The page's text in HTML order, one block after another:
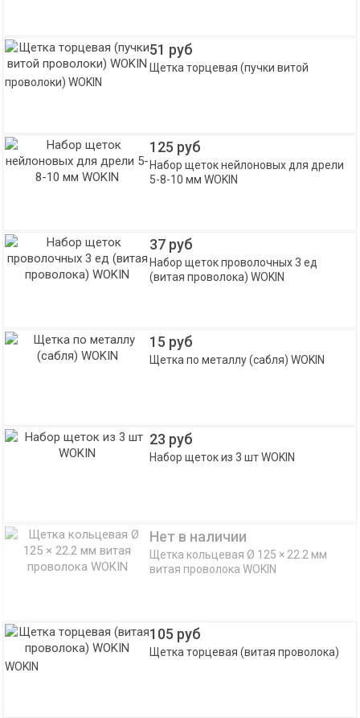
51 руб
Щетка торцевая (пучки витой
проволоки) WOKIN
125 руб
Набор щеток нейлоновых для дрели
5-8-10 мм WOKIN
37 руб
Набор щеток проволочных 3 ед
(витая проволока) WOKIN
15 руб
Щетка по металлу (сабля) WOKIN
23 руб
Набор щеток из 3 шт WOKIN
Нет в наличии
Щетка кольцевая Ø 125 × 22.2 мм
витая проволока WOKIN
105 руб
Щетка торцевая (витая проволока)
WOKIN